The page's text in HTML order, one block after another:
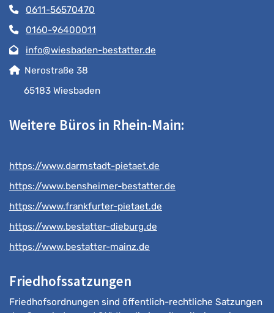
0611-56570470
0160-96400011
info@wiesbaden-bestatter.de
Nerostraße 38
65183 Wiesbaden
Weitere Büros in Rhein-Main:
https://www.darmstadt-pietaet.de
https://www.bensheimer-bestatter.de
https://www.frankfurter-pietaet.de
https://www.bestatter-dieburg.de
https://www.bestatter-mainz.de
Friedhofssatzungen
Friedhofsordnungen sind öffentlich-rechtliche Satzungen